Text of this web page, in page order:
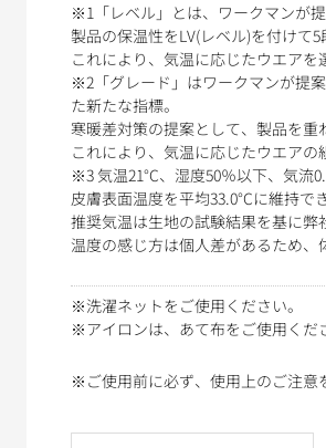
※1「レベル」とは、ワークマンが
製品の保温性をLV(レベル)を付けて5
これにより、気温に応じたウエアを
※2「グレード」はワークマンが提
た新たな指標。
寒暖差対策の提案として、製品を重
これにより、気温に応じたウエアの
※3 気温21°C、湿度50％以下、気流
皮膚表面温度を平均33.0°Cに維持で
推奨気温は生地の試験結果を基に弊
温度の感じ方は個人差があるため、
※洗濯ネットをご使用ください。
※アイロンは、あて布をご使用くだ
※ご使用前に必ず、使用上のご注意